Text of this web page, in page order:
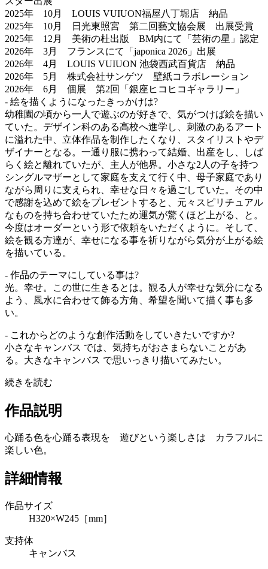
2025年 10月 LOUIS VUIUON福屋八丁堀店 納品
2025年 10月 日光東照宮 第二回藝文協会展 出展受賞
2025年 12月 美術の杜出版 BM内にて「芸術の星」認定
2026年 3月 フランスにて「japonica 2026」出展
2026年 4月 LOUIS VUIUON 池袋西武百貨店 納品
2026年 5月 株式会社サンゲツ 壁紙コラボレーション
2026年 6月 個展 第2回「銀座ヒコヒコギャラリー」
- 絵を描くようになったきっかけは?
幼稚園の頃から一人で遊ぶのが好きで、気がつけば絵を描い
ていた。デザイン科のある高校へ進学し、刺激のあるアート
に溢れた中、立体作品を制作したくなり、スタイリストやデ
ザイナーとなる。一通り服に携わって結婚、出産をし、しば
らく絵と離れていたが、主人が他界。小さな2人の子を持つ
シングルマザーとして家庭を支えて行く中、母子家庭であり
ながら周りに支えられ、幸せな日々を過ごしていた。その中
で感謝を込めて絵をプレゼントすると、元々スピリチュアル
なものを持ち合わせていたため運気が驚くほど上がる、と。
今度はオーダーという形で依頼をいただくように。そして、
絵を観る方達が、幸せになる事を祈りながら気分が上がる絵
を描いている。
- 作品のテーマにしている事は?
光。幸せ。この世に生きるとは。観る人が幸せな気分になる
よう、風水に合わせて飾る方角、希望を聞いて描く事も多
い。
- これからどのような創作活動をしていきたいですか?
小さなキャンバス では、気持ちがおさまらないことがあ
る。大きなキャンバス で思いっきり描いてみたい。
続きを読む
作品説明
心踊る色を心踊る表現を 遊びという楽しさは カラフルに
楽しい色。
詳細情報
作品サイズ
H320×W245［mm］
支持体
キャンバス